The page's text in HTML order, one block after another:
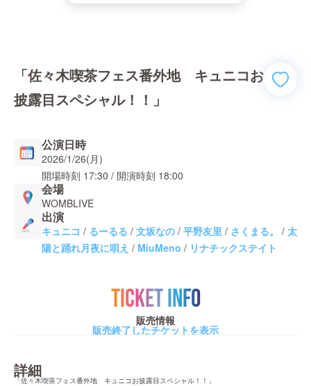
「佐々木喫茶フェス番外地 キュニコお
披露目スペシャル！！」
公演日時
2026/1/26(月)
開場時刻 17:30 / 開演時刻 18:00
会場
WOMBLIVE
出演
キュニコ / るーるる / 文坂なの / 平野友里 / さくまる。 / 太
陽と踊れ月夜に唄え / MiuMeno / リナチックステイト
TICKET INFO
販売情報
販売終了したチケットを表示
詳細
「佐々木喫茶フェス番外地　キュニコお披露目スペシャル！！」